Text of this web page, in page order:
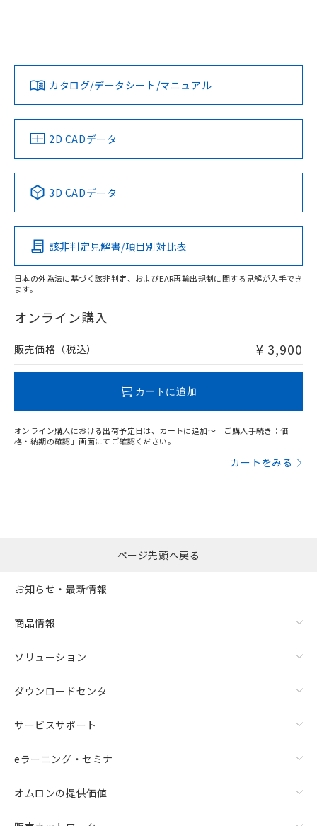
ログイン/会員登録
ダウンロードデータをご利用いただく前に、以下を必ずお読
みください。
ソフトウェアの使用条件
EU RoHS 注意事項・凡例
対応済み
中国 RoHS 注意事項・凡例
Pb Hg Cd Cr(VI)
O
在庫等で未対応品が混在する可能性があります。
問い合わせください。
LR型式承認
（イギリス
船舶規格）
DNV型式承認
（ノルウェー
BV型式承認
（フランス
KR型式
（韓国
No No No No
この製品の規格認証/適合状況ページへ
その他の認証はこちらのページからご検索ください
カタログ/データシート/マニュアル
2D CADデータ
3D CADデータ
該非判定見解書/項目別対比表
日本の外為法に基づく該非判定、およびEAR再輸出規制に関する見解が入手でき
ます。
オンライン購入
販売価格（税込） ¥ 3,900
カートに追加
オンライン購入における出荷予定日は、カートに追加～「ご購入手続き：価
格・納期の確認」画面にてご確認ください。
カートをみる
ページ先頭へ戻る
お知らせ・最新情報
商品情報
ソリューション
ダウンロードセンタ
サービスサポート
eラーニング・セミナ
オムロンの提供価値